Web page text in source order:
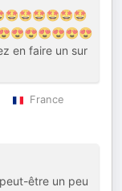
en faire un sur
France
être un peu